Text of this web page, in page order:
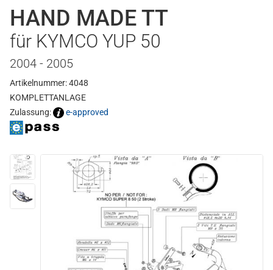
HAND MADE TT
für KYMCO YUP 50
2004 - 2005
Artikelnummer: 4048
KOMPLETTANLAGE
Zulassung:
e-approved